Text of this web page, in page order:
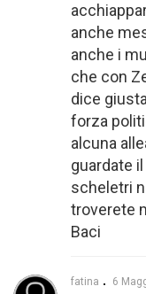
anche
anche i
che con
dice
forza
alcuna
guardate
scheletri
troverete
Baci
fatina 6